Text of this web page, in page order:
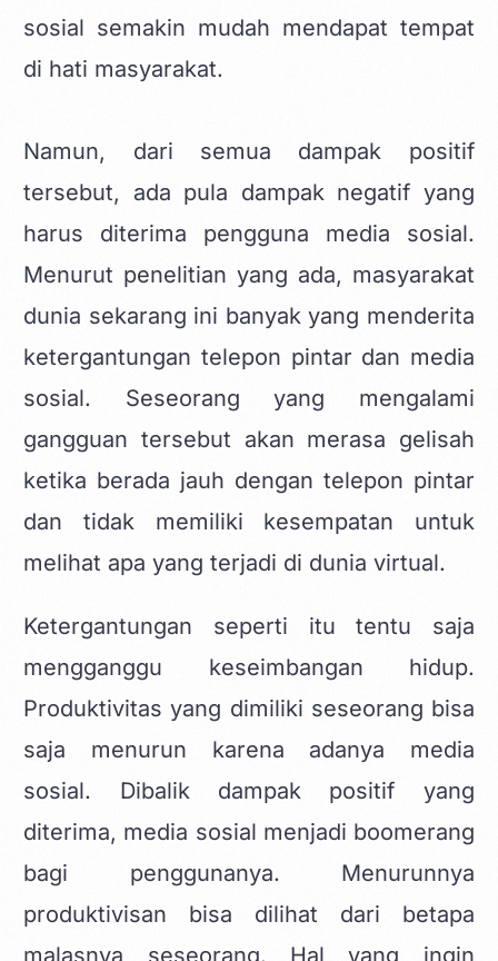
sosial semakin mudah mendapat tempat
di hati masyarakat.
Namun, dari semua dampak positif
tersebut, ada pula dampak negatif yang
harus diterima pengguna media sosial.
Menurut penelitian yang ada, masyarakat
dunia sekarang ini banyak yang menderita
ketergantungan telepon pintar dan media
sosial. Seseorang yang mengalami
gangguan tersebut akan merasa gelisah
ketika berada jauh dengan telepon pintar
dan tidak memiliki kesempatan untuk
melihat apa yang terjadi di dunia virtual.
Ketergantungan seperti itu tentu saja
mengganggu keseimbangan hidup.
Produktivitas yang dimiliki seseorang bisa
saja menurun karena adanya media
sosial. Dibalik dampak positif yang
diterima, media sosial menjadi boomerang
bagi penggunanya. Menurunnya
produktivisan bisa dilihat dari betapa
malasnya seseorang. Hal yang ingin